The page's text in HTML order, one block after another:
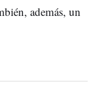
además, un